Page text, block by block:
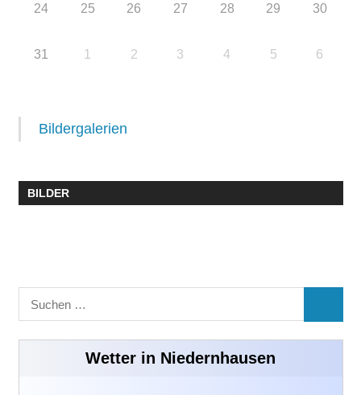
24 25 26 27 28 29 30
31 1 2 3 4 5 6
Bildergalerien
BILDER
Suchen
nach:
Wetter in Niedernhausen